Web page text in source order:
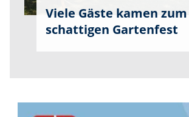
Viele Gäste kamen zum
schattigen Gartenfest